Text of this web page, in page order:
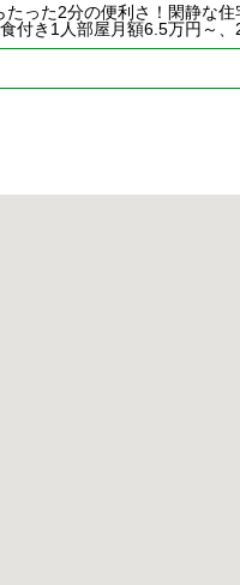
った2分の便利さ！閑静な
き1人部屋月額6.5万円～、